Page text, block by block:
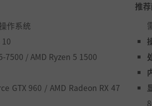
模式，并据此制定计划。 每一击都很关
作系统
7500 / AMD Ryzen 5 1500
GTX 960 / AMD Radeon RX 47
推